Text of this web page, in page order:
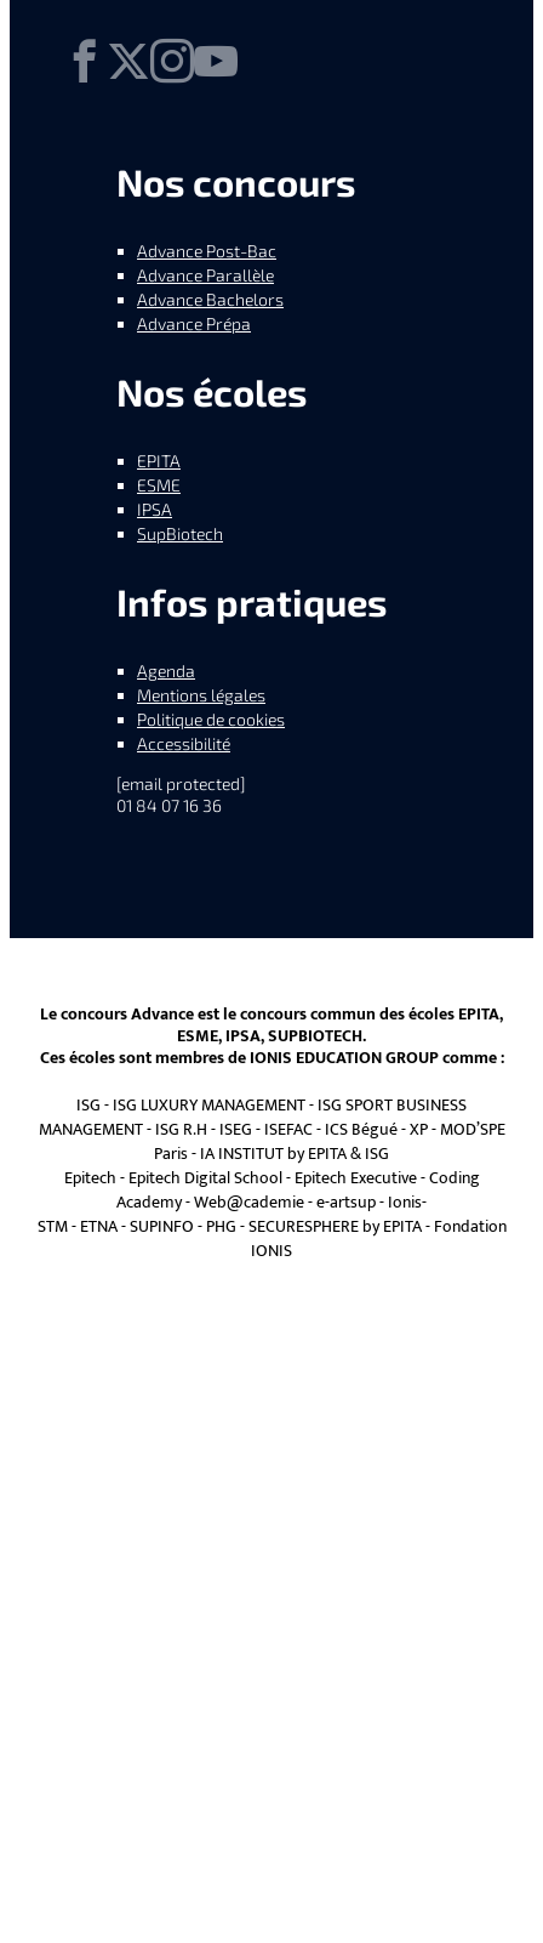
Facebook
X Instagram
YouTube
Nos concours
Advance Post-Bac
Advance Parallèle
Advance Bachelors
Advance Prépa
Nos écoles
EPITA
ESME
IPSA
SupBiotech
Infos pratiques
Agenda
Mentions légales
Politique de cookies
Accessibilité
[email protected]
01 84 07 16 36
Le concours Advance est le concours commun des écoles EPITA,
ESME, IPSA, SUPBIOTECH.
Ces écoles sont membres de IONIS EDUCATION GROUP comme :
ISG-ISG LUXURY MANAGEMENT-ISG SPORT BUSINESS
MANAGEMENT-ISG R.H-ISEG-ISEFAC-ICS Bégué-XP-MOD’SPE
Paris-IA INSTITUT by EPITA & ISG
Epitech-Epitech Digital School-Epitech Executive-Coding
Academy-Web@cademie-e-artsup-Ionis-
STM-ETNA-SUPINFO-PHG-SECURESPHERE by EPITA-Fondation
IONIS